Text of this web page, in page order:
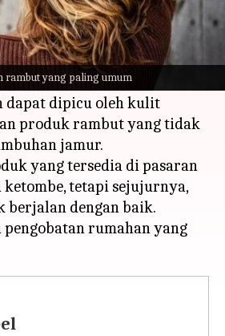
rambut yang paling umum
rambut yang paling
kulit kepala gatal
dapat dipicu oleh kulit
produk rambut yang tidak
jamur.
yang tersedia di pasaran
tetapi sejujurnya,
berjalan dengan baik.
rumahan yang